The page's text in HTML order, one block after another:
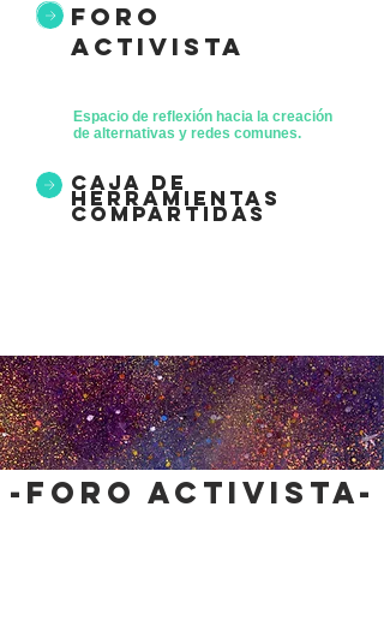
foro
activista
Espacio de reflexión hacia la creación
de alternativas y redes comunes.
caja de
herramientas
compartidas
-foro activista-